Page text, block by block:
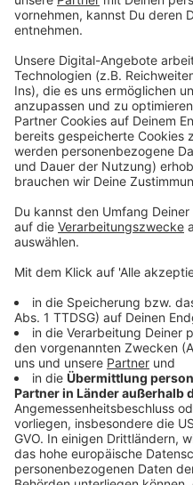
Mehr
powered by
Mit der Unterstützung
ist happy über Mousas
Anzeige
©Copyright: ARD /
Anzeige
©Copyright: ARD /
Mousa gerät immer
Anzeige